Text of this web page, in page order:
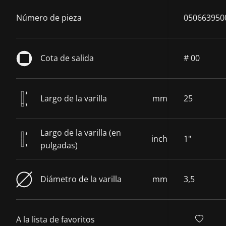
Número de pieza
Cota de salida # 00
Largo de la varilla mm 25
Largo de la varilla (en
pulgadas)
inch 1"
Diámetro de la varilla mm 3,5
A la lista de favoritos